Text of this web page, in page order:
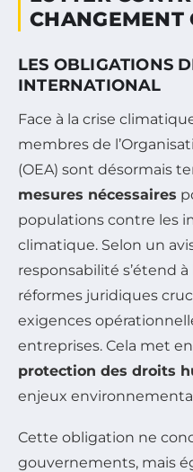
CHANGEMENT
LES OBLIGATIONS
INTERNATIONAL
Face à la crise
membres de
(OEA) sont désormais
mesures nécessaires
populations contre les
climatique. Selon un
responsabilité s’étend
réformes juridiques
exigences
entreprises. Cela met
protection des droits
enjeux
Cette obligation ne
gouvernements, mais